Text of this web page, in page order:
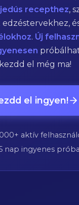
recepthez,
. Új
kezdd el még ma!
el ingyen!
aktív
nap ingyenes próba